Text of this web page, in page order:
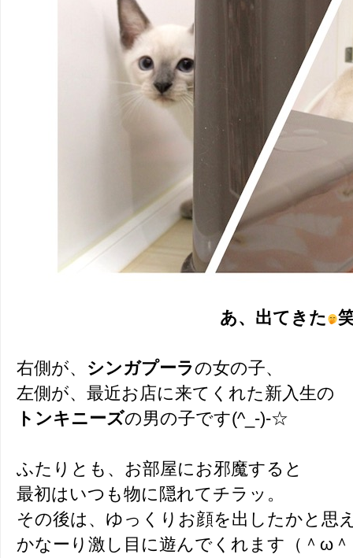
あ、出てきた
右側が、 シンガプーラの女の子、
左側が、最近お店に来てくれた新入生の
トンキニーズの男の子です(^_-)-☆
ふたりとも、お部屋にお邪魔すると
最初はいつも物に隠れてチラッ。
その後は、ゆっくりお顔を出したかと思
かなーり激し目に遊んでくれます（＾ω